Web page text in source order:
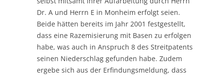
Dr. A und Herrn E in Monheim erfolgt seien.
Beide hätten bereits im Jahr 2001 festgestellt,
dass eine Razemisierung mit Basen zu erfolgen
habe, was auch in Anspruch 8 des Streitpatents
seinen Niederschlag gefunden habe. Zudem
ergebe sich aus der Erfindungsmeldung, dass